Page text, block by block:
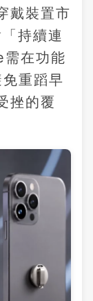
戴裝置市
持續連
在功能
重蹈早
挫的覆